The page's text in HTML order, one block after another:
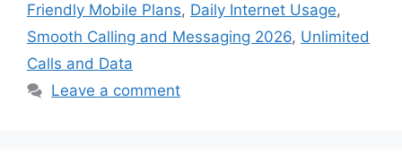
Friendly Mobile Plans, Daily Internet Usage,
Smooth Calling and Messaging 2026, Unlimited
Calls and Data
Leave a comment